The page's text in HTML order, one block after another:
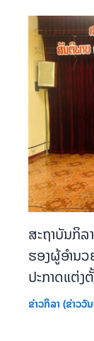
ສະຖາບັນກິ
ຮອງຜູ້ອຳນ
ປະກາດແຕ່
ຂ່າວກິລາ (ຂ່າວວັ